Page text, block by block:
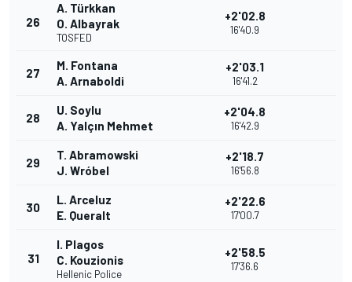
26
A. Türkkan
O. Albayrak
TOSFED
+2'02.8
16'40.9
27
M. Fontana
A. Arnaboldi
+2'03.1
16'41.2
28
U. Soylu
A. Yalçın Mehmet
+2'04.8
16'42.9
29
T. Abramowski
J. Wróbel
+2'18.7
16'56.8
30
L. Arceluz
E. Queralt
+2'22.6
17'00.7
31
I. Plagos
C. Kouzionis
Hellenic Police
+2'58.5
17'36.6